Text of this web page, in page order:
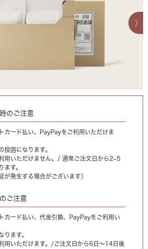
のご注意
カード払い、PayPayをご利用いただけま
投函になります。
用いただけません。/ 通常ご注文日から2~5
ます。
が発生する場合がございます）
ご注意
カード払い、代金引換、PayPayをご利用い
ります。
用いただけます。/ご注文日から6日〜14日後